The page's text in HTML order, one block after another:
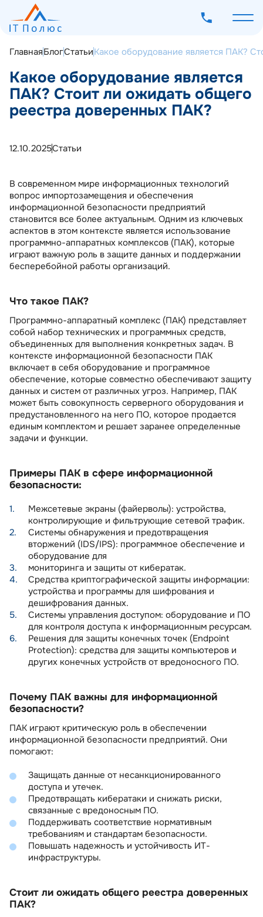
О компании
Программное обеспечение
Мероприятия
Блог
Контакты
ГлавнаяБлогСтатьиКакое оборудование является ПАК?
Какое оборудование является
ПАК? Стоит ли ожидать общего
реестра доверенных ПАК?
12.10.2025Статьи
В современном мире информационных технологий
вопрос импортозамещения и обеспечения
информационной безопасности предприятий
становится все более актуальным. Одним из ключевых
аспектов в этом контексте является использование
программно-аппаратных комплексов (ПАК), которые
играют важную роль в защите данных и поддержании
бесперебойной работы организаций.
Что такое ПАК?
Программно-аппаратный комплекс (ПАК) представляет
собой набор технических и программных средств,
объединенных для выполнения конкретных задач. В
контексте информационной безопасности ПАК
включает в себя оборудование и программное
обеспечение, которые совместно обеспечивают защиту
данных и систем от различных угроз. Например, ПАК
может быть совокупность серверного оборудования и
предустановленного на него ПО, которое продается
единым комплектом и решает заранее определенные
задачи и функции.
Примеры ПАК в сфере информационной
безопасности:
Межсетевые экраны (файерволы): устройства,
контролирующие и фильтрующие сетевой трафик.
Системы обнаружения и предотвращения
вторжений (IDS/IPS): программное обеспечение и
оборудование для
мониторинга и защиты от кибератак.
Средства криптографической защиты информации:
устройства и программы для шифрования и
дешифрования данных.
Системы управления доступом: оборудование и ПО
для контроля доступа к информационным ресурсам.
Решения для защиты конечных точек (Endpoint
Protection): средства для защиты компьютеров и
других конечных устройств от вредоносного ПО.
Почему ПАК важны для информационной
безопасности?
ПАК играют критическую роль в обеспечении
информационной безопасности предприятий. Они
помогают:
Защищать данные от несанкционированного
доступа и утечек.
Предотвращать кибератаки и снижать риски,
связанные с вредоносным ПО.
Поддерживать соответствие нормативным
требованиям и стандартам безопасности.
Повышать надежность и устойчивость ИТ-
инфраструктуры.
Стоит ли ожидать общего реестра доверенных
ПАК?